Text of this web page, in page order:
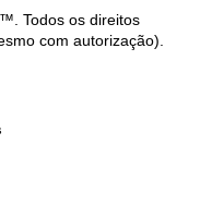
Todos os direitos
com autorização).